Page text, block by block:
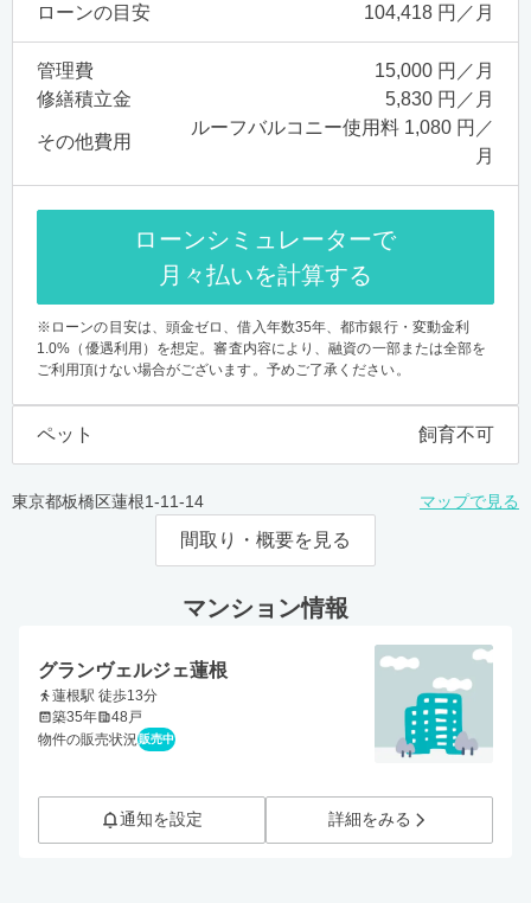
ローンの目安 104,418 円／月
管理費
15,000 円／月
修繕積立金
5,830 円／月
その他費用
ルーフバルコニー使用料 1,080 円／
月
ローンシミュレーターで
月々払いを計算する
※ローンの目安は、頭金ゼロ、借入年数35年、都市銀行・変動金利
1.0%（優遇利用）を想定。審査内容により、融資の一部または全部を
ご利用頂けない場合がございます。予めご了承ください。
ペット 飼育不可
東京都板橋区蓮根1-11-14 マップで見る
間取り・概要を見る
マンション情報
グランヴェルジェ蓮根
蓮根駅 徒歩13分
築35年
48戸
物件の販売状況 販売中
通知を設定 詳細をみる